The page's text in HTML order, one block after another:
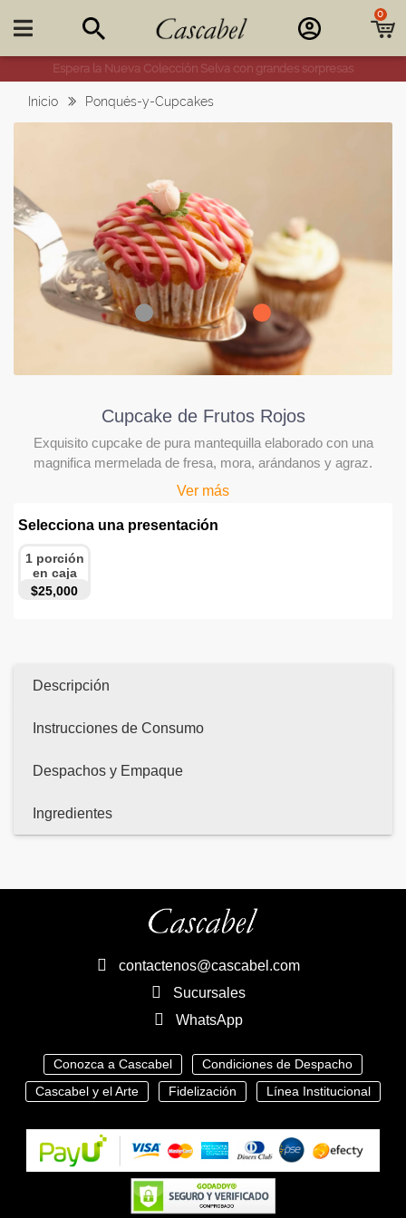

0
Espera la Nueva Colección Selva con grandes sorpresas
Inicio Ponqués-y-Cupcakes
Cupcake de Frutos Rojos
Exquisito cupcake de pura mantequilla elaborado con una
magnifica mermelada de fresa, mora, arándanos y agraz.
Ver más
Selecciona una presentación
1 porción
en caja
metálica
$25,000
Descripción
Instrucciones de Consumo
Despachos y Empaque
Ingredientes
contactenos@cascabel.com
Sucursales
WhatsApp
Conozca a Cascabel
Condiciones de Despacho
Cascabel y el Arte
Fidelización Línea Institucional